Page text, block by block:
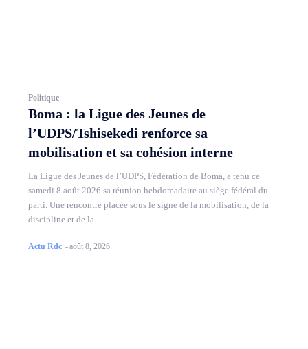
Politique
Boma : la Ligue des Jeunes de
l’UDPS/Tshisekedi renforce sa
mobilisation et sa cohésion interne
La Ligue des Jeunes de l’UDPS, Fédération de Boma, a tenu ce
samedi 8 août 2026 sa réunion hebdomadaire au siège fédéral du
parti. Une rencontre placée sous le signe de la mobilisation, de la
discipline et de la...
Actu Rdc -août 8, 2026